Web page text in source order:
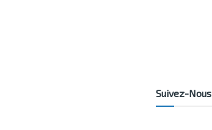
Suivez-Nous